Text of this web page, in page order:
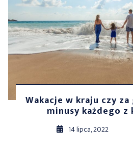
Wakacje w kraju czy
minusy każdego
14 lipca, 2022